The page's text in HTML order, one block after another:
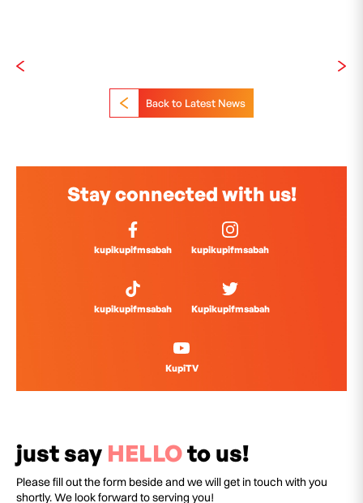
Back to Latest News
Stay connected with us!
kupikupifmsabah kupikupifmsabah
kupikupifmsabah Kupikupifmsabah
KupiTV
just say HELLOto us!
Please fill out the form beside and we will get in touch with you
shortly. We look forward to serving you!